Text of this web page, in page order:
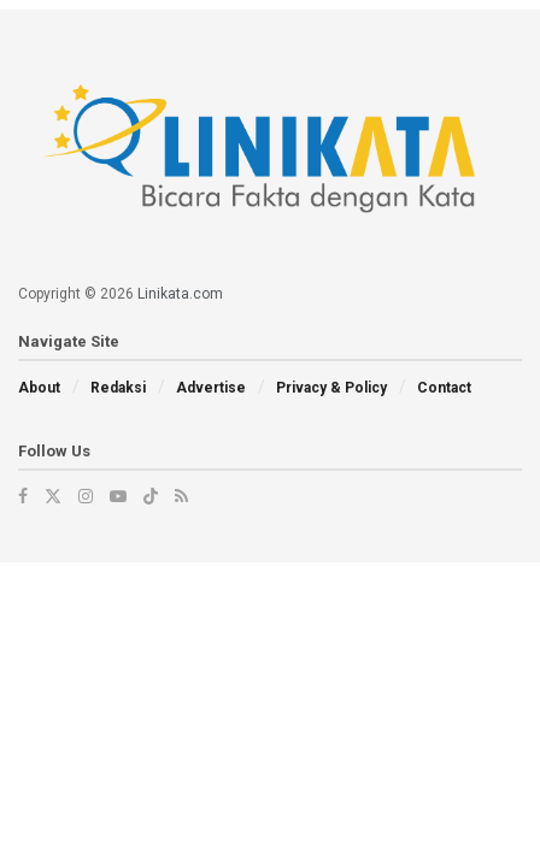
Copyright © 2026 Linikata.com
Navigate Site
About Redaksi Advertise Privacy & Policy Contact
Follow Us